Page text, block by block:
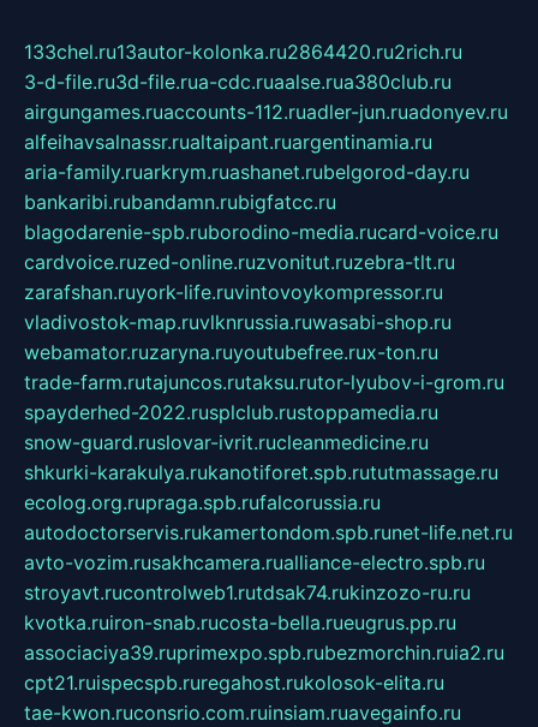
133chel.ru13autor-kolonka.ru2864420.ru2rich.ru
3-d-file.ru3d-file.rua-cdc.ruaalse.rua380club.ru
airgungames.ruaccounts-112.ruadler-jun.ruadonyev.ru
alfeihavsalnassr.rualtaipant.ruargentinamia.ru
aria-family.ruarkrym.ruashanet.rubelgorod-day.ru
bankaribi.rubandamn.rubigfatcc.ru
blagodarenie-spb.ruborodino-media.rucard-voice.ru
cardvoice.ruzed-online.ruzvonitut.ruzebra-tlt.ru
zarafshan.ruyork-life.ruvintovoykompressor.ru
vladivostok-map.ruvlknrussia.ruwasabi-shop.ru
webamator.ruzaryna.ruyoutubefree.rux-ton.ru
trade-farm.rutajuncos.rutaksu.rutor-lyubov-i-grom.ru
spayderhed-2022.rusplclub.rustoppamedia.ru
snow-guard.ruslovar-ivrit.rucleanmedicine.ru
shkurki-karakulya.rukanotiforet.spb.rututmassage.ru
ecolog.org.rupraga.spb.rufalcorussia.ru
autodoctorservis.rukamertondom.spb.runet-life.net.ru
avto-vozim.rusakhcamera.rualliance-electro.spb.ru
stroyavt.rucontrolweb1.rutdsak74.rukinzozo-ru.ru
kvotka.ruiron-snab.rucosta-bella.rueugrus.pp.ru
associaciya39.ruprimexpo.spb.rubezmorchin.ruia2.ru
cpt21.ruispecspb.ruregahost.rukolosok-elita.ru
tae-kwon.ruconsrio.com.ruinsiam.ruavegainfo.ru